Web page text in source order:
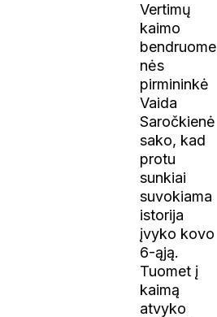
Vertimų
kaimo
bendruome
nės
pirmininkė
Vaida
Saročkienė
sako, kad
protu
sunkiai
suvokiama
istorija
įvyko kovo
6-ąją.
Tuomet į
kaimą
atvyko